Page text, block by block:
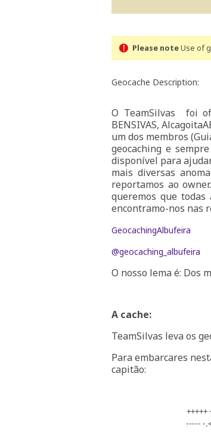
Please noteUse of
Geocache Description:
O TeamSilvas foi
BENSIVAS,
um dos membros
geocaching e
disponível para
mais diversas
reportamos ao
queremos que todas
encontramo-nos nas
GeocachingAlbufeira
@geocaching_albufeira
O nosso lema é: Dos
A cache:
TeamSilvas leva os
Para embarcares
capitão:
+++++
----- -